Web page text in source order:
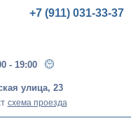
- 19:00
+7 (911) 031-33-37
улица, 23
схема проезда